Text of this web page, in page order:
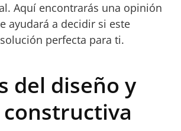
Aquí encontrarás una opinión
ayudará a decidir si este
perfecta para ti.
del diseño y